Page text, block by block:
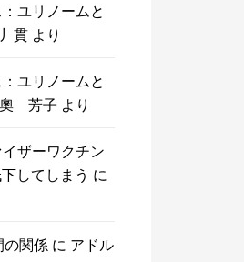
ユリノームと
丿貫 より
ユリノームと
奧 芳子 より
ザーワクチン
してしまう に
の関係 に アドル